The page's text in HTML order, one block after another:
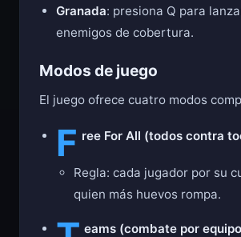
Granada: presiona Q para
enemigos de cobertura.
Modos de juego
El juego ofrece cuatro modos
F ree For All (todos contra
Regla: cada jugador por su
quien más huevos rompa.
eams (combate por